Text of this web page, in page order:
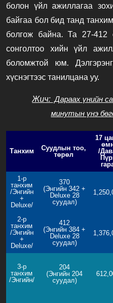
болон үйл ажиллагаа
байгаа бол бид танд
болгож байна. Та 27-412
сонголтоо хийн үйл
боломжтой юм.
хүснэгтээс танилцана уу.
Жич: Дараах үнийн
минутын үнэ
Танхим
Суудлын тоо,
төрөл
17
/
1-р
танхим
/Энгийн
+
Deluxe/
370
(Энгийн 342 +
Deluxe 28
суудал)
2-р
танхим
/Энгийн
+
Deluxe/
412
(Энгийн 384 +
Deluxe 28
суудал)
3-р
танхим
/Энгийн/
204
(Энгийн204
суудал)